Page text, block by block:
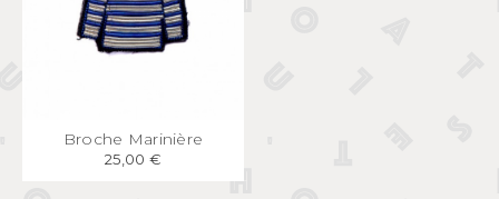
APERÇU RAPIDE
Broche Marinière
25,00 €